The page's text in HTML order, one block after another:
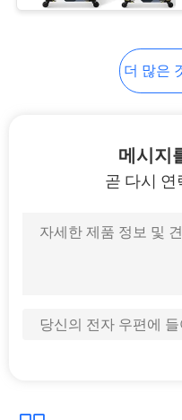
에바 전
습니다
더 많은
메시지
곧 다시